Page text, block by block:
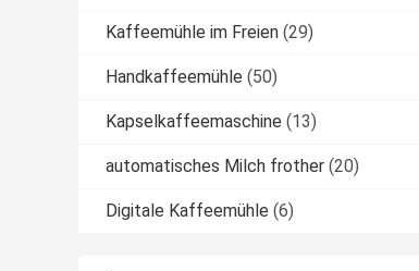
Kaffeemühle im Freien (29)
Handkaffeemühle (50)
Kapselkaffeemaschine (13)
automatisches Milch frother (20)
Digitale Kaffeemühle (6)